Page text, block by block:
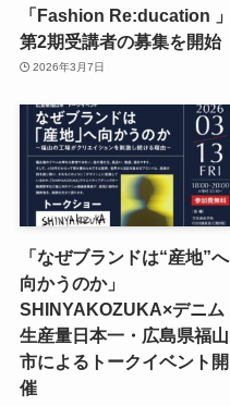
「Fashion Re:ducation 」
第2期受講者の募集を開始
2026年3月7日
「なぜブランドは“産地”へ
向かうのか」
SHINYAKOZUKA×デニム
生産量日本一・広島県福山
市によるトークイベント開
催